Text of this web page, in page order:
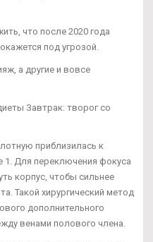
что после 2020 года
под угрозой.
а другие и вовсе
Завтрак: творог со
приблизилась к
1. Для переключения фокуса
корпус, чтобы сильнее
Такой хирургический метод
дополнительного
венами полового члена.